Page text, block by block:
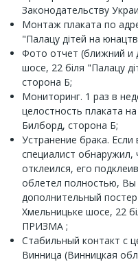
Законодательству
Монтаж плаката по
"Палацу дітей на
Фото отчет (ближний и
шосе, 22 біля "Палацу
сторона Б;
Мониторинг. 1 раз в
целостность плаката
Билборд, сторона Б;
Устранение брака.
специалист
отклеился, его
облетел полностью, Вы
дополнительный
Хмельницьке шосе, 22
ПРИЗМА ;
Стабильный контакт с
Винница (Винницкая